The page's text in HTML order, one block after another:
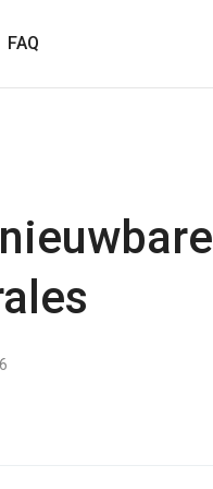
FAQ